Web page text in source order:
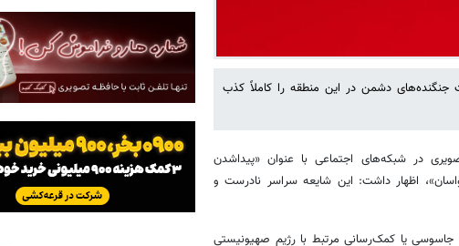
جنگنده‌های دشمن در این منطقه را کاملاً کذب
در شبکه‌های اجتماعی با عنوان «پیداشدن
اظهار داشت: این شایعه سراسر نادرست و
جاسوسی یا کمک‌رسانی مرتبط با رژیم صهیونیستی